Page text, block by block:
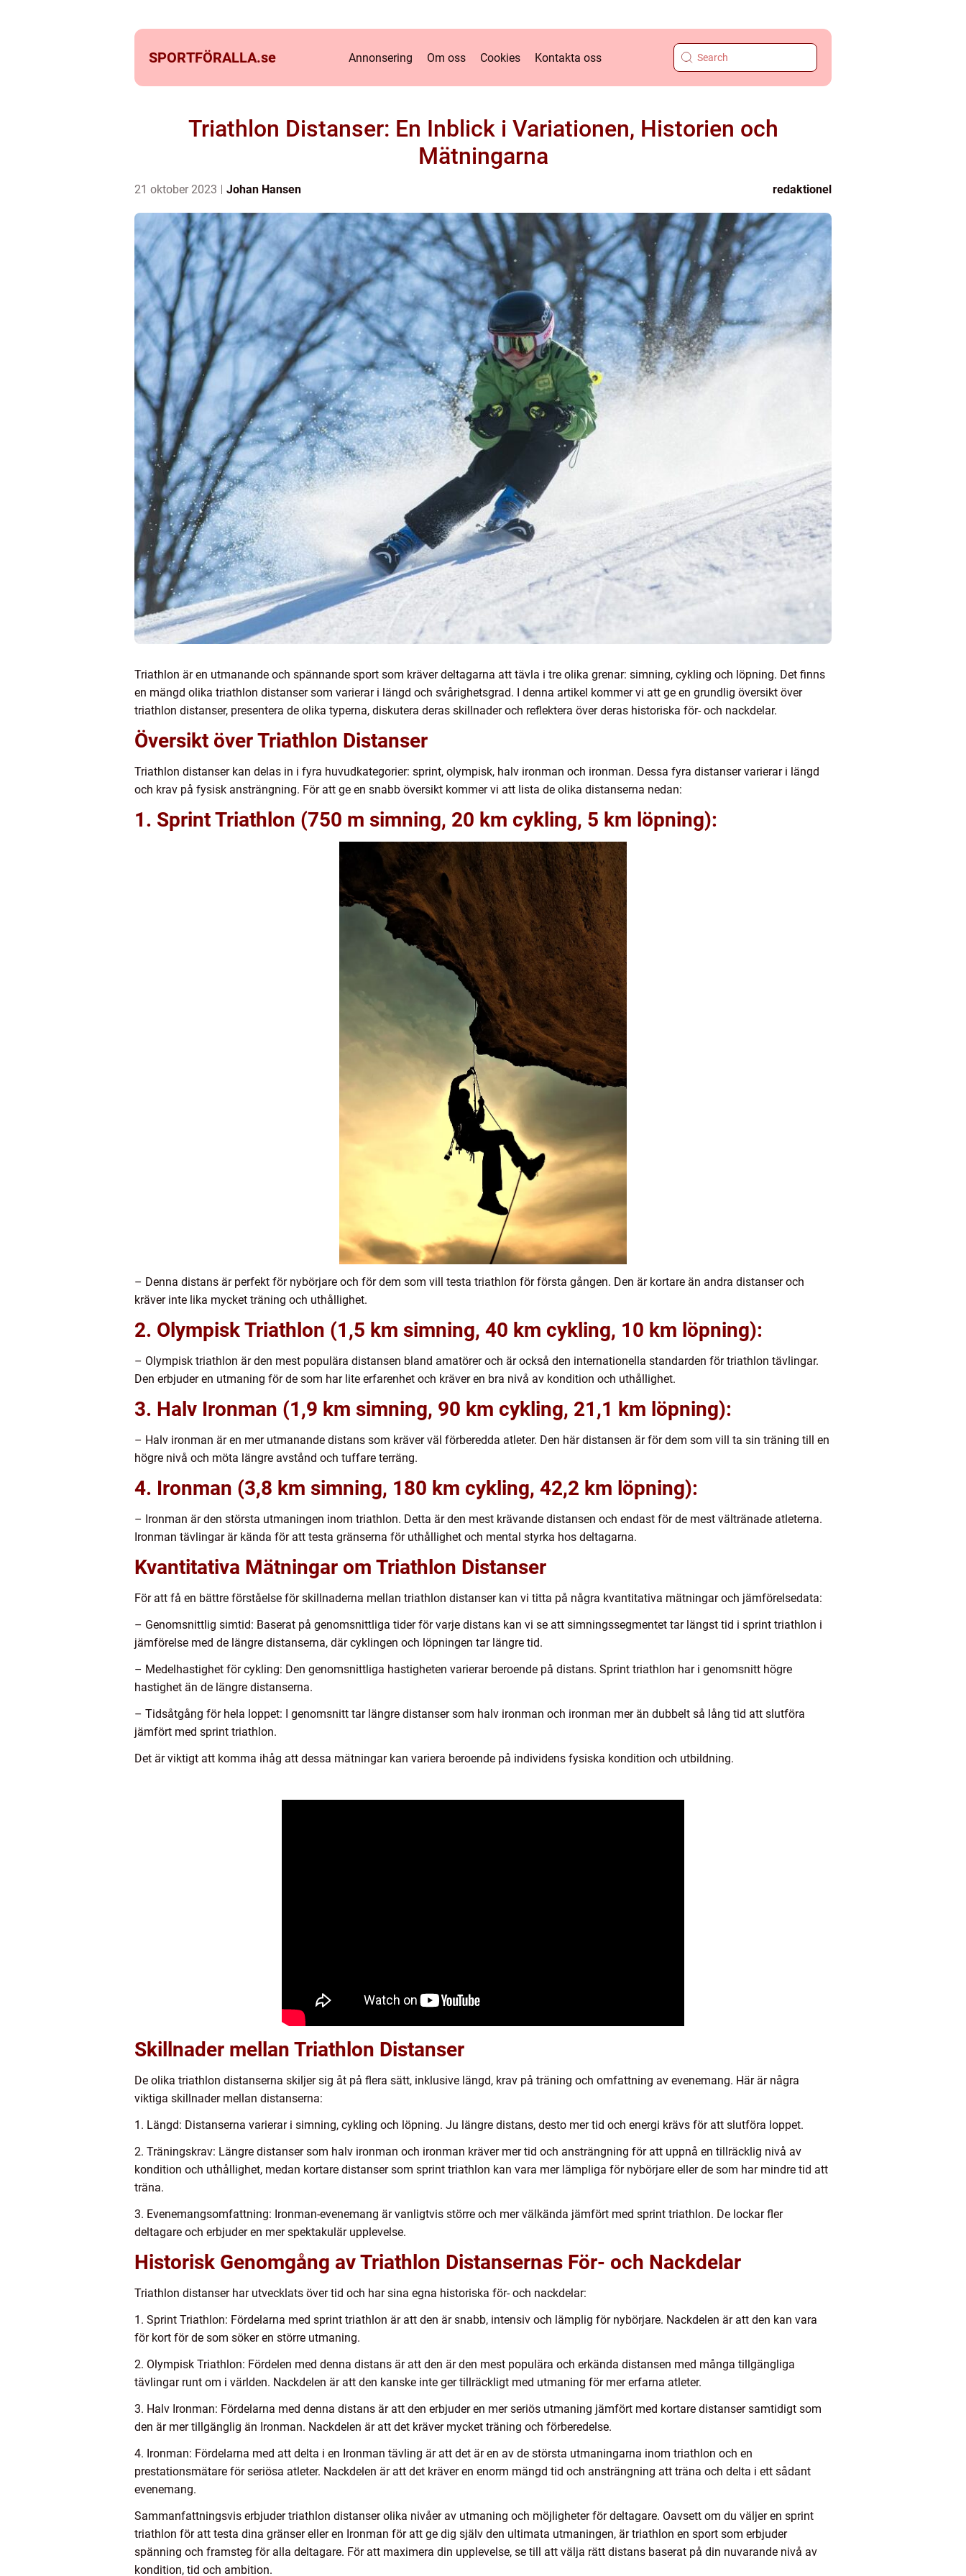
SPORTFÖRALLA.se Annonsering Om oss Cookies Kontakta oss
Triathlon Distanser: En Inblick i Variationen, Historien och
Mätningarna
21 oktober 2023 Johan Hansen redaktionel
Triathlon är en utmanande och spännande sport som kräver deltagarna att tävla i tre olika grenar: simning, cykling och löpning. Det finns
en mängd olika triathlon distanser som varierar i längd och svårighetsgrad. I denna artikel kommer vi att ge en grundlig översikt över
triathlon distanser, presentera de olika typerna, diskutera deras skillnader och reflektera över deras historiska för- och nackdelar.
Översikt över Triathlon Distanser
Triathlon distanser kan delas in i fyra huvudkategorier: sprint, olympisk, halv ironman och ironman. Dessa fyra distanser varierar i längd
och krav på fysisk ansträngning. För att ge en snabb översikt kommer vi att lista de olika distanserna nedan:
1. Sprint Triathlon (750 m simning, 20 km cykling, 5 km löpning):
– Denna distans är perfekt för nybörjare och för dem som vill testa triathlon för första gången. Den är kortare än andra distanser och
kräver inte lika mycket träning och uthållighet.
2. Olympisk Triathlon (1,5 km simning, 40 km cykling, 10 km löpning):
– Olympisk triathlon är den mest populära distansen bland amatörer och är också den internationella standarden för triathlon tävlingar.
Den erbjuder en utmaning för de som har lite erfarenhet och kräver en bra nivå av kondition och uthållighet.
3. Halv Ironman (1,9 km simning, 90 km cykling, 21,1 km löpning):
– Halv ironman är en mer utmanande distans som kräver väl förberedda atleter. Den här distansen är för dem som vill ta sin träning till en
högre nivå och möta längre avstånd och tuffare terräng.
4. Ironman (3,8 km simning, 180 km cykling, 42,2 km löpning):
– Ironman är den största utmaningen inom triathlon. Detta är den mest krävande distansen och endast för de mest vältränade atleterna.
Ironman tävlingar är kända för att testa gränserna för uthållighet och mental styrka hos deltagarna.
Kvantitativa Mätningar om Triathlon Distanser
För att få en bättre förståelse för skillnaderna mellan triathlon distanser kan vi titta på några kvantitativa mätningar och jämförelsedata:
– Genomsnittlig simtid: Baserat på genomsnittliga tider för varje distans kan vi se att simningssegmentet tar längst tid i sprint triathlon i
jämförelse med de längre distanserna, där cyklingen och löpningen tar längre tid.
– Medelhastighet för cykling: Den genomsnittliga hastigheten varierar beroende på distans. Sprint triathlon har i genomsnitt högre
hastighet än de längre distanserna.
– Tidsåtgång för hela loppet: I genomsnitt tar längre distanser som halv ironman och ironman mer än dubbelt så lång tid att slutföra
jämfört med sprint triathlon.
Det är viktigt att komma ihåg att dessa mätningar kan variera beroende på individens fysiska kondition och utbildning.
Skillnader mellan Triathlon Distanser
De olika triathlon distanserna skiljer sig åt på flera sätt, inklusive längd, krav på träning och omfattning av evenemang. Här är några
viktiga skillnader mellan distanserna:
1. Längd: Distanserna varierar i simning, cykling och löpning. Ju längre distans, desto mer tid och energi krävs för att slutföra loppet.
2. Träningskrav: Längre distanser som halv ironman och ironman kräver mer tid och ansträngning för att uppnå en tillräcklig nivå av
kondition och uthållighet, medan kortare distanser som sprint triathlon kan vara mer lämpliga för nybörjare eller de som har mindre tid att
träna.
3. Evenemangsomfattning: Ironman-evenemang är vanligtvis större och mer välkända jämfört med sprint triathlon. De lockar fler
deltagare och erbjuder en mer spektakulär upplevelse.
Historisk Genomgång av Triathlon Distansernas För- och Nackdelar
Triathlon distanser har utvecklats över tid och har sina egna historiska för- och nackdelar:
1. Sprint Triathlon: Fördelarna med sprint triathlon är att den är snabb, intensiv och lämplig för nybörjare. Nackdelen är att den kan vara
för kort för de som söker en större utmaning.
2. Olympisk Triathlon: Fördelen med denna distans är att den är den mest populära och erkända distansen med många tillgängliga
tävlingar runt om i världen. Nackdelen är att den kanske inte ger tillräckligt med utmaning för mer erfarna atleter.
3. Halv Ironman: Fördelarna med denna distans är att den erbjuder en mer seriös utmaning jämfört med kortare distanser samtidigt som
den är mer tillgänglig än Ironman. Nackdelen är att det kräver mycket träning och förberedelse.
4. Ironman: Fördelarna med att delta i en Ironman tävling är att det är en av de största utmaningarna inom triathlon och en
prestationsmätare för seriösa atleter. Nackdelen är att det kräver en enorm mängd tid och ansträngning att träna och delta i ett sådant
evenemang.
Sammanfattningsvis erbjuder triathlon distanser olika nivåer av utmaning och möjligheter för deltagare. Oavsett om du väljer en sprint
triathlon för att testa dina gränser eller en Ironman för att ge dig själv den ultimata utmaningen, är triathlon en sport som erbjuder
spänning och framsteg för alla deltagare. För att maximera din upplevelse, se till att välja rätt distans baserat på din nuvarande nivå av
kondition, tid och ambition.